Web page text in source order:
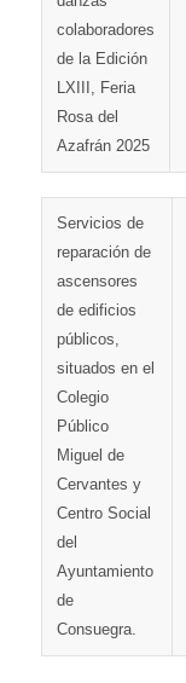
colaboradores
de la Edición
LXIII, Feria
Rosa del
Azafrán 2025
Servicios de
reparación de
ascensores
de edificios
públicos,
situados en el
Colegio
Público
Miguel de
Cervantes y
Centro Social
del
Ayuntamiento
de
Consuegra.